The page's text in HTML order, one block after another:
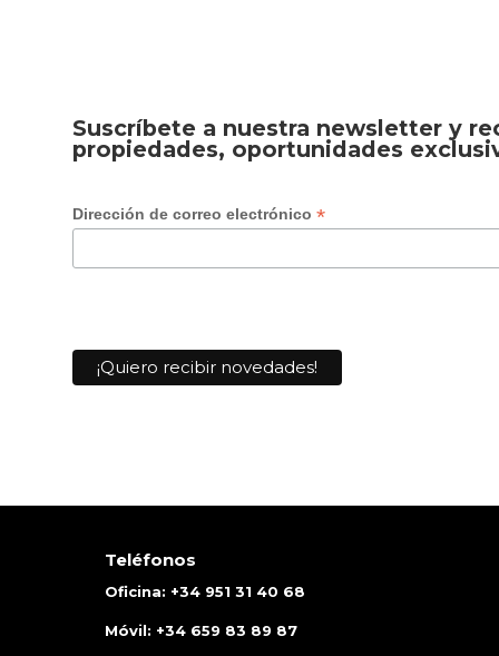
Suscríbete a nuestra newsletter y
propiedades, oportunidades
Dirección de correo electrónico *
Teléfonos
Oficina: +34951 31 40 68
Móvil: +34 659 83 89 87